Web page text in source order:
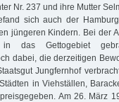
Nr. 237 und ihre Mutter
sich auch der
jüngeren Kindern. Bei der
das Gettogebiet
dabei, die derzeitigen
Jungfernhof
in Viehställen,
Am 26. März